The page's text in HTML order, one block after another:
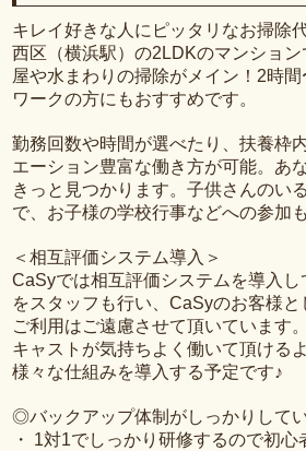
キレイ好きな人にピッタリなお掃除
西区（横浜駅）の2LDKのマンショ
屋や水まわりの掃除がメイン！2時
ワークの方にもおすすめです。
勤務回数や時間が選べたり、扶養枠
エーション豊富な働き方が可能。あ
きっと見つかります。子供さんのい
で、お子様の学校行事などへの参加
＜相互評価システム導入＞
CaSyでは相互評価システムを導入
をスタッフも行い、CaSyのお客様
ご利用はご遠慮させて頂いています。
キャストが気持ちよく働いて頂ける
様々な仕組みを導入する予定です♪
◎バックアップ体制がしっかりして
・ 1対1でしっかり研修するので初